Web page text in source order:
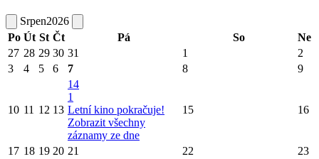
Srpen2026
Po Út St Čt Pá So
Ne
27 28 29 30 31 1
2
3
4 5 6 7 8 9
10 11 12 13
14
1
Letní kino pokračuje!
Zobrazit všechny
záznamy ze dne
15 16
17 18 19 20 21 22 23